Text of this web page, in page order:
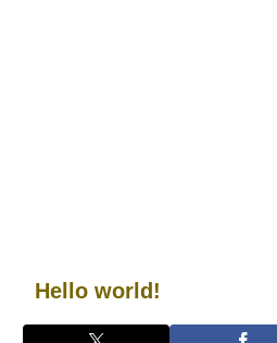
Hello world!